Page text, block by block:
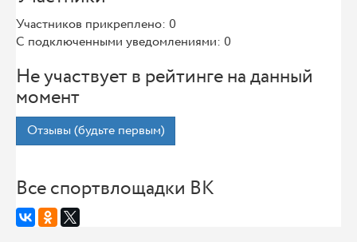
Участников прикреплено: 0
С подключенными уведомлениями: 0
Не участвует в рейтинге на данный
момент
Отзывы (будьте первым)
Все спортвлощадки ВК